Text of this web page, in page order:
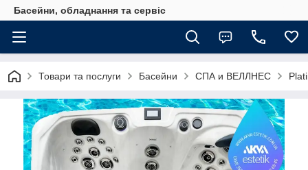
Басейни, обладнання та сервіс
Товари та послуги Басейни СПА и ВЕЛЛНЕС